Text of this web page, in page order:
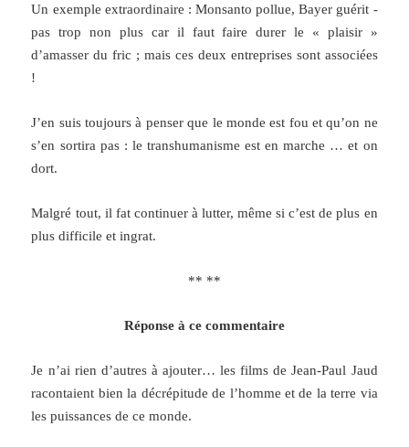
Un exemple extraordinaire : Monsanto pollue, Bayer guérit -
pas trop non plus car il faut faire durer le « plaisir »
d’amasser du fric ; mais ces deux entreprises sont associées
!
J’en suis toujours à penser que le monde est fou et qu’on ne
s’en sortira pas : le transhumanisme est en marche … et on
dort.
Malgré tout, il fat continuer à lutter, même si c’est de plus en
plus difficile et ingrat.
** **
Réponse à ce commentaire
Je n’ai rien d’autres à ajouter… les films de Jean-Paul Jaud
racontaient bien la décrépitude de l’homme et de la terre via
les puissances de ce monde.